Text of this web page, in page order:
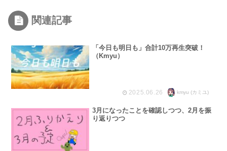
関連記事
「今日も明日も」合計10万再生突破！
（Kmyu）
2025.06.26 kmyu (カミユ)
3月になったことを確認しつつ、2月を振
り返りつつ